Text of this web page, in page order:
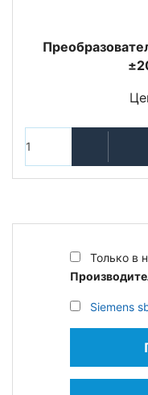
Только в
Siemens